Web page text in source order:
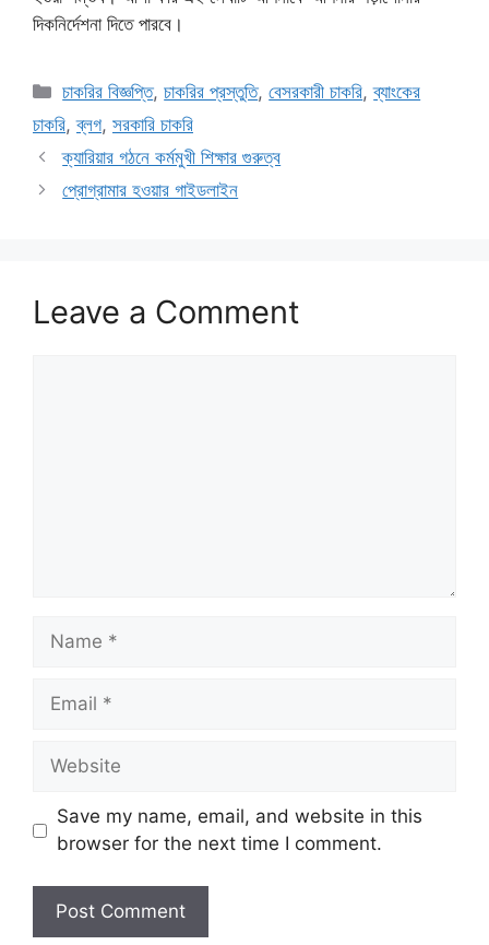
দিকনির্দেশনা দিতে পারবে।
চাকরির বিজ্ঞপ্তি,চাকরির প্রস্তুতি,বেসরকারী চাকরি,ব্যাংকের
চাকরি,ব্লগ, সরকারি চাকরি
ক্যারিয়ার গঠনে কর্মমুখী শিক্ষার গুরুত্ব
প্রোগ্রামার হওয়ার গাইডলাইন
Leave a Comment
Save my name, email, and website in this
browser for the next time I comment.